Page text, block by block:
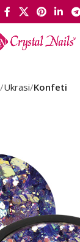
Ukrasi Konfeti